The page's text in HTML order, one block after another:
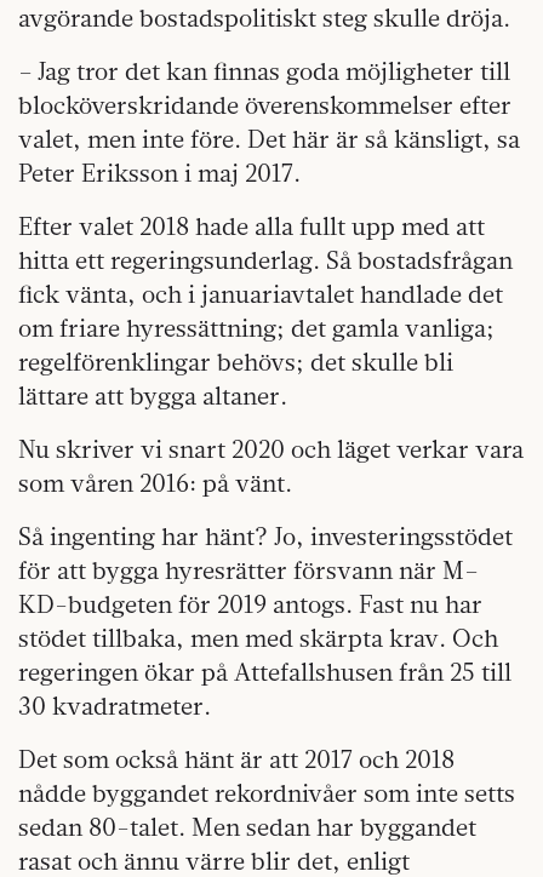
avgörande bostadspolitiskt steg skulle dröja.
– Jag tror det kan finnas goda möjligheter till
blocköverskridande överenskommelser efter
valet, men inte före. Det här är så känsligt, sa
Peter Eriksson i maj 2017.
Efter valet 2018 hade alla fullt upp med att
hitta ett regeringsunderlag. Så bostadsfrågan
fick vänta, och i januariavtalet handlade det
om friare hyressättning; det gamla vanliga;
regelförenklingar behövs; det skulle bli
lättare att bygga altaner.
Nu skriver vi snart 2020 och läget verkar vara
som våren 2016: på vänt.
Så ingenting har hänt? Jo, investeringsstödet
för att bygga hyresrätter försvann när M–
KD-budgeten för 2019 antogs. Fast nu har
stödet tillbaka, men med skärpta krav. Och
regeringen ökar på Attefallshusen från 25 till
30 kvadratmeter.
Det som också hänt är att 2017 och 2018
nådde byggandet rekordnivåer som inte setts
sedan 80-talet. Men sedan har byggandet
rasat och ännu värre blir det, enligt